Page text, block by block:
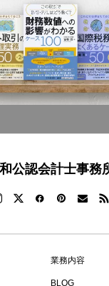
公認会計士事務
業務内容
BLOG